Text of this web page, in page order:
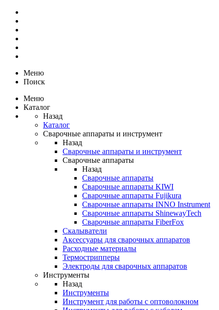
Меню
Поиск
Меню
Каталог
Назад
Каталог
Сварочные аппараты и инструмент
Назад
Сварочные аппараты и инструмент
Сварочные аппараты
Назад
Сварочные аппараты
Сварочные аппараты KIWI
Сварочные аппараты Fujikura
Сварочные аппараты INNO Instrument
Сварочные аппараты ShinewayTech
Cварочные аппараты FiberFox
Скалыватели
Аксессуары для сварочных аппаратов
Расходные материалы
Термострипперы
Электроды для сварочных аппаратов
Инструменты
Назад
Инструменты
Инструмент для работы с оптоволокном